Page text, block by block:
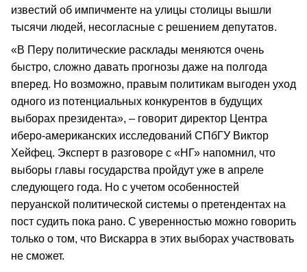
известий об импичменте на улицы столицы вышли
тысячи людей, несогласные с решением депутатов.
«В Перу политические расклады меняются очень
быстро, сложно давать прогнозы даже на полгода
вперед. Но возможно, правым политикам выгоден уход
одного из потенциальных конкурентов в будущих
выборах президента», – говорит директор Центра
иберо-американских исследований СПбГУ Виктор
Хейфец. Эксперт в разговоре с «НГ» напомнил, что
выборы главы государства пройдут уже в апреле
следующего года. Но с учетом особенностей
перуанской политической системы о претендентах на
пост судить пока рано. С уверенностью можно говорить
только о том, что Вискарра в этих выборах участвовать
не сможет.